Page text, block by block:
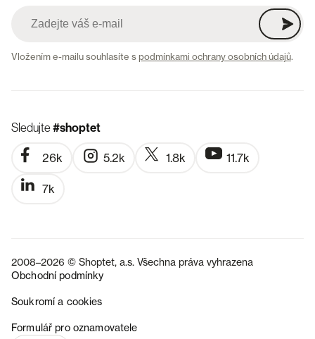
Vložením e-mailu souhlasíte spodmínkami ochrany osobních údajů.
Sledujte#shoptet
26k 5.2k 1.8k 11.7k
7k
2008–2026 © Shoptet, a.s. Všechna práva vyhrazena
Obchodní podmínky
Soukromí a cookies
Formulář pro oznamovatele